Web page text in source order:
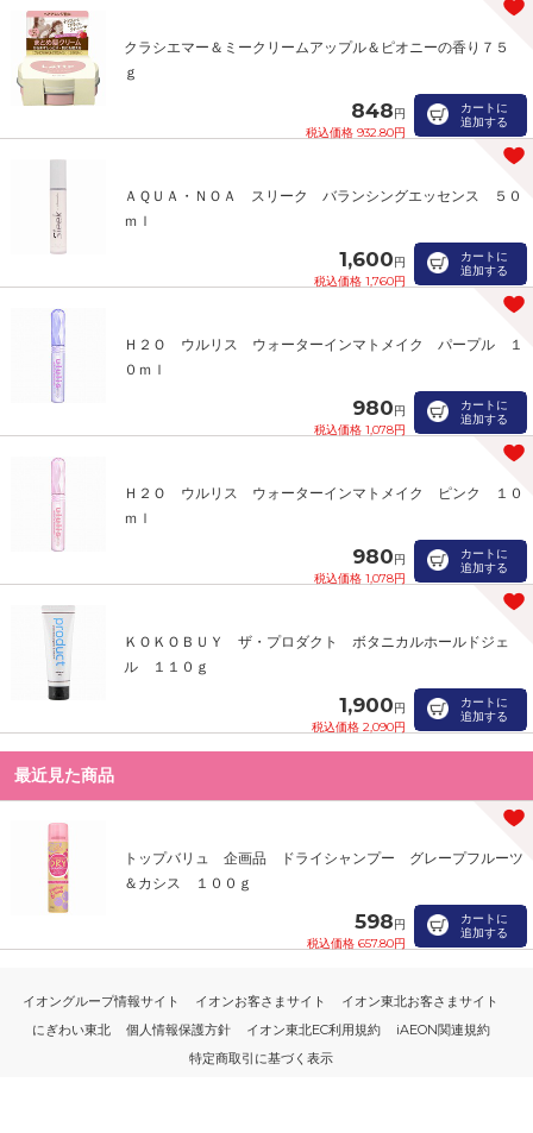
クラシエマー＆ミークリームアップル＆ピオニーの香り７５
ｇ
848円
税込価格 932.80円
カートに
追加する
ＡＱＵＡ・ＮＯＡ スリーク バランシングエッセンス ５０
ｍｌ
1,600円
税込価格 1,760円
カートに
追加する
Ｈ２Ｏ ウルリス ウォーターインマトメイク パープル １
０ｍｌ
980円
税込価格 1,078円
カートに
追加する
Ｈ２Ｏ ウルリス ウォーターインマトメイク ピンク １０
ｍｌ
980円
税込価格 1,078円
カートに
追加する
ＫＯＫＯＢＵＹ ザ・プロダクト ボタニカルホールドジェ
ル １１０ｇ
1,900円
税込価格 2,090円
カートに
追加する
最近見た商品
トップバリュ 企画品 ドライシャンプー グレープフルーツ
＆カシス １００ｇ
598円
税込価格 657.80円
カートに
追加する
イオングループ情報サイト イオンお客さまサイト
イオン東北お客さまサイト
にぎわい東北
個人情報保護方針 イオン東北EC利用規約
iAEON関連規約
特定商取引に基づく表示